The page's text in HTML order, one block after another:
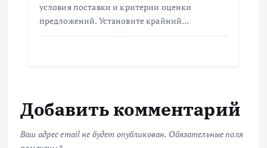
условия поставки и критерии оценки
предложений. Установите крайний…
Добавить комментарий
Ваш адрес email не будет опубликован. Обязательные поля